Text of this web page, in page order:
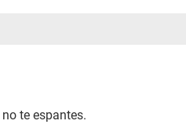
te espantes.